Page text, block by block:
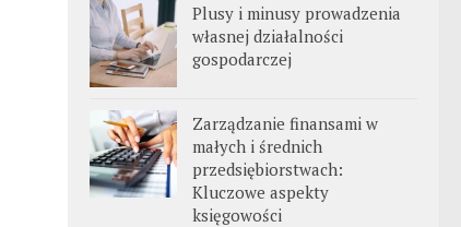
Plusy i minusy prowadzenia
własnej działalności
gospodarczej
Zarządzanie finansami w
małych i średnich
przedsiębiorstwach:
Kluczowe aspekty
księgowości